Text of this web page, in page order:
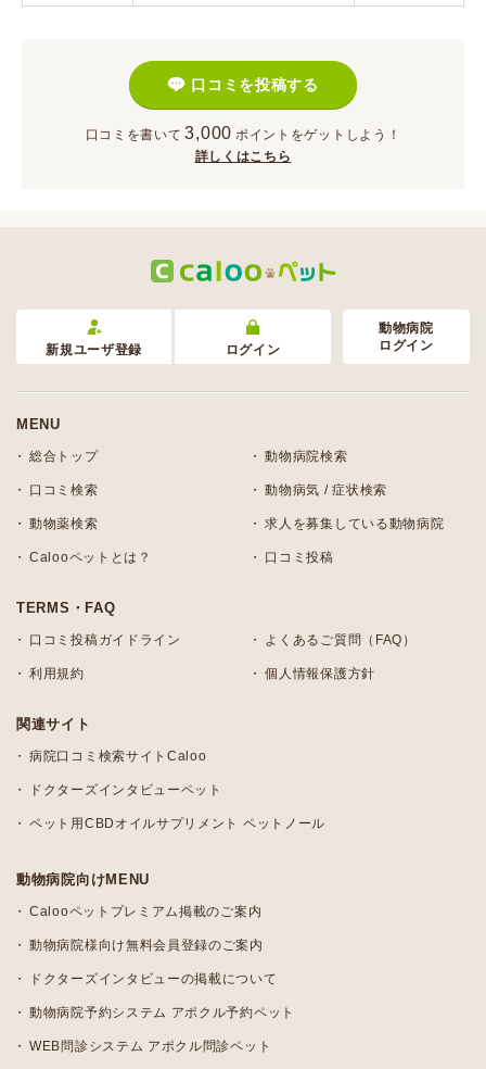
口コミを投稿する
口コミを書いて 3,000 ポイント をゲットしよう！
詳しくはこちら
新規ユーザ登録 ログイン
動物病院
ログイン
MENU
総合トップ 動物病院検索
口コミ検索 動物病気 / 症状検索
動物薬検索 求人を募集している動物病院
Calooペットとは？ 口コミ投稿
TERMS・FAQ
口コミ投稿ガイドライン よくあるご質問（FAQ）
利用規約 個人情報保護方針
関連サイト
病院口コミ検索サイトCaloo
ドクターズインタビューペット
ペット用CBDオイルサプリメント ペットノール
動物病院向けMENU
Calooペットプレミアム掲載のご案内
動物病院様向け無料会員登録のご案内
ドクターズインタビューの掲載について
動物病院予約システム アポクル予約ペット
WEB問診システム アポクル問診ペット